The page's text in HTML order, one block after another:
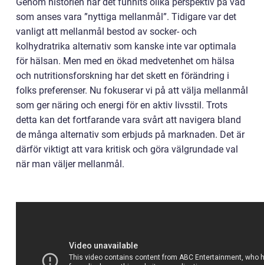
som anses vara ”nyttiga mellanmål”. Tidigare var det
vanligt att mellanmål bestod av socker- och
kolhydratrika alternativ som kanske inte var optimala
för hälsan. Men med en ökad medvetenhet om hälsa
och nutritionsforskning har det skett en förändring i
folks preferenser. Nu fokuserar vi på att välja mellanmål
som ger näring och energi för en aktiv livsstil. Trots
detta kan det fortfarande vara svårt att navigera bland
de många alternativ som erbjuds på marknaden. Det är
därför viktigt att vara kritisk och göra välgrundade val
när man väljer mellanmål.